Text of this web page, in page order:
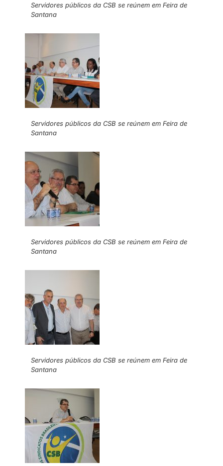
Servidores públicos da CSB se reúnem em Feira de
Santana
Servidores públicos da CSB se reúnem em Feira de
Santana
Servidores públicos da CSB se reúnem em Feira de
Santana
Servidores públicos da CSB se reúnem em Feira de
Santana